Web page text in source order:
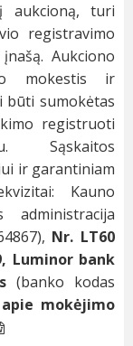
aukcioną, turi
registravimo
Aukciono
mokestis ir
būti sumokėtas
registruoti
Sąskaitos
ir garantiniam
Kauno
administracija
Nr. LT60
Luminor bank
(banko kodas
mokėjimo